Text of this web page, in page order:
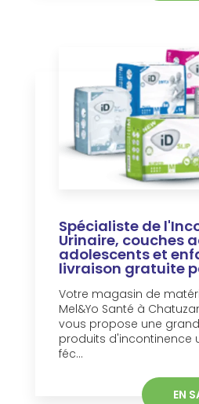
Spécialiste de
Urinaire, couches
adolescents et
livraison gratuite
Votre magasin de
Mel&Yo Santé à
vous propose une
produits d'incontinence
féc...
EN